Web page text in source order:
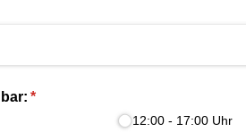
*
(erforderlich)
12:00 - 17:00 Uhr